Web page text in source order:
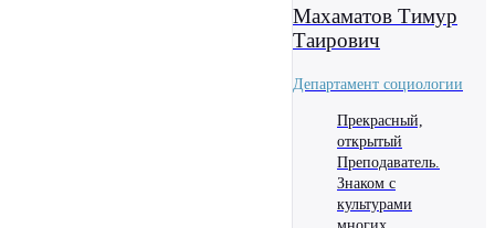
Махаматов Тимур
Таирович
Департамент социологии
Прекрасный,
открытый
Преподаватель.
Знаком с
культурами